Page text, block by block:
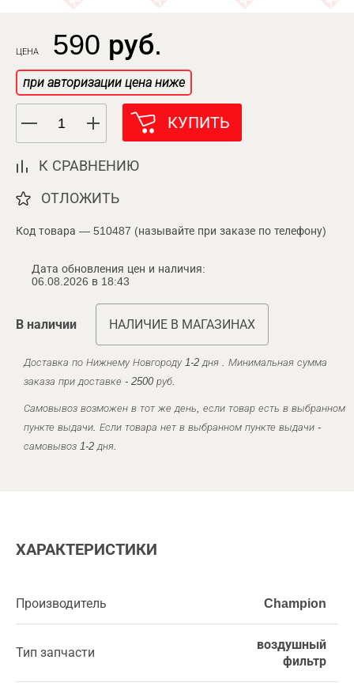
ЦЕНА 590 руб.
при авторизации цена ниже
КУПИТЬ
К СРАВНЕНИЮ
ОТЛОЖИТЬ
Код товара — 510487 (называйте при заказе по телефону)
Дата обновления цен и наличия:
06.08.2026 в 18:43
В наличии НАЛИЧИЕ В МАГАЗИНАХ
Доставка по Нижнему Новгороду 1-2 дня . Минимальная сумма
заказа при доставке - 2500 руб.
Самовывоз возможен в тот же день, если товар есть в выбранном
пункте выдачи. Если товара нет в выбранном пункте выдачи -
самовывоз 1-2 дня.
ХАРАКТЕРИСТИКИ
Производитель Champion
Тип запчасти
воздушный
фильтр